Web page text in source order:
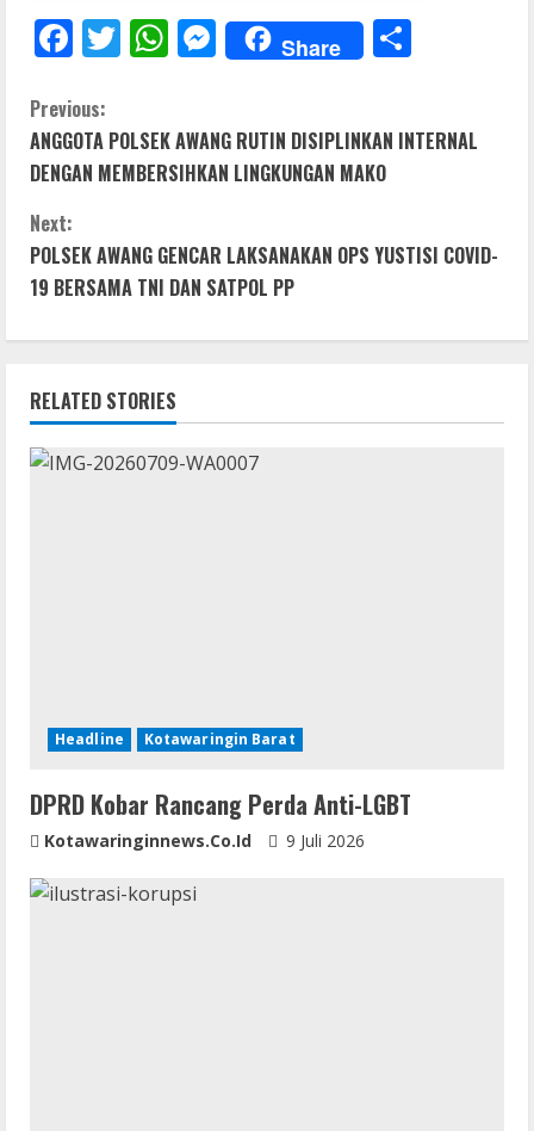
F
e
b
o
k
T
er
W
s
A
p
M
e
e
n
er
Share
e
C
o
n
t
u
e
g
Previous:
ANGGOTA POLSEK AWANG RUTIN DISIPLINKAN INTERNAL
DENGAN MEMBERSIHKAN LINGKUNGAN MAKO
Next:
POLSEK AWANG GENCAR LAKSANAKAN OPS YUSTISI COVID-
19 BERSAMA TNI DAN SATPOL PP
RELATED STORIES
Headline Kotawaringin Barat
DPRD Kobar Rancang Perda Anti-LGBT
Kotawaringinnews.co.id 9 Juli 2026